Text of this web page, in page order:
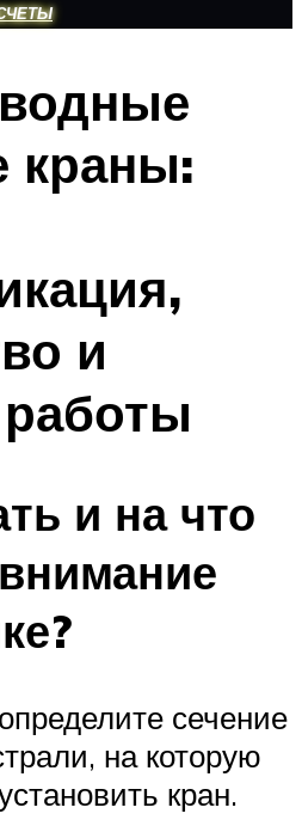
краны:
и
и на что
сечение
на которую
кран.